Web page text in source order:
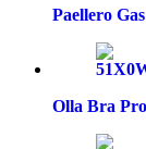
Paellero
Olla Bra